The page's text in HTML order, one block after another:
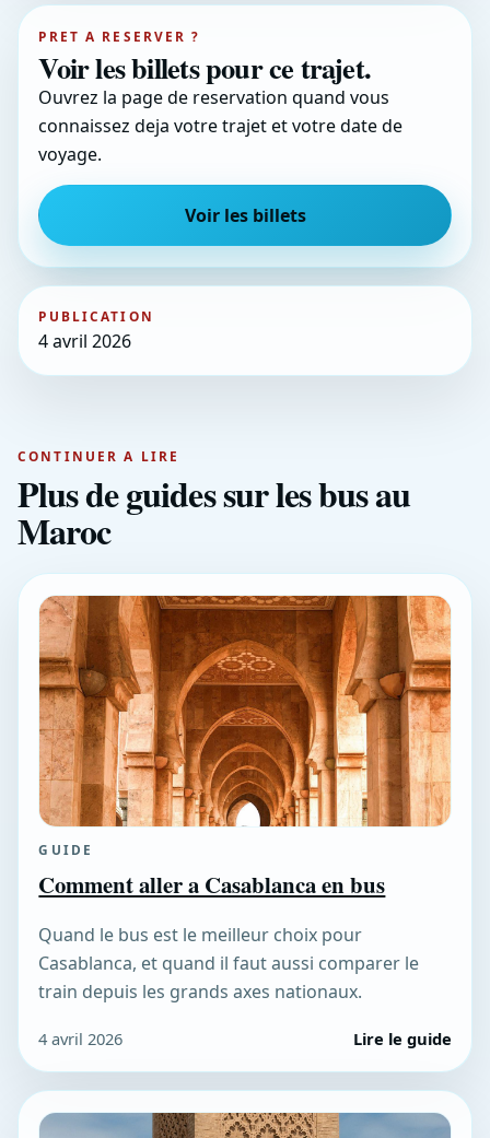
PRET A RESERVER ?
Voir les billets pour ce trajet.
Ouvrez la page de reservation quand vous
connaissez deja votre trajet et votre date de
voyage.
Voir les billets
PUBLICATION
4 avril 2026
CONTINUER A LIRE
Plus de guides sur les bus au
Maroc
GUIDE
Comment aller a Casablanca en bus
Quand le bus est le meilleur choix pour
Casablanca, et quand il faut aussi comparer le
train depuis les grands axes nationaux.
4 avril 2026 Lire le guide